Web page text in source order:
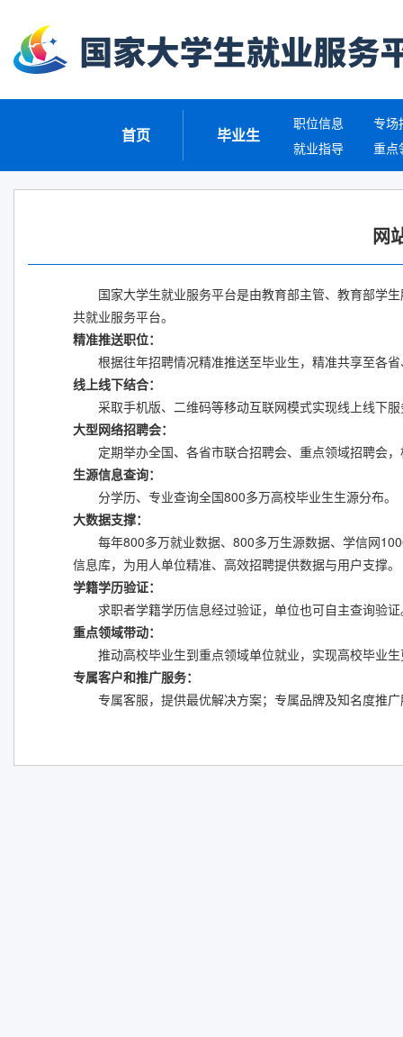
首页 毕业生
职位信息
就业指导
专场
重点
网
国家大学生就业服务平台是由教育部主管、教育部学生
共就业服务平台。
精准推送职位：
根据往年招聘情况精准推送至毕业生，精准共享至各省
线上线下结合：
采取手机版、二维码等移动互联网模式实现线上线下服
大型网络招聘会：
定期举办全国、各省市联合招聘会、重点领域招聘会，
生源信息查询：
分学历、专业查询全国800多万高校毕业生生源分布。
大数据支撑：
每年800多万就业数据、800多万生源数据、学信网
信息库，为用人单位精准、高效招聘提供数据与用户支撑。
学籍学历验证：
求职者学籍学历信息经过验证，单位也可自主查询验证
重点领域带动：
推动高校毕业生到重点领域单位就业，实现高校毕业生
专属客户和推广服务：
专属客服，提供最优解决方案；专属品牌及知名度推广